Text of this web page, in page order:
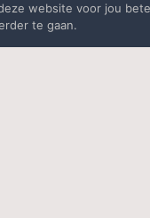
sinds
website voor jou
te gaan.